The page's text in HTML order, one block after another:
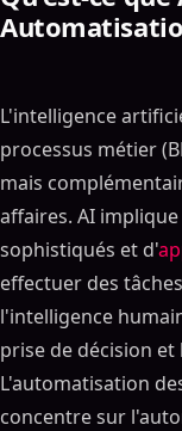
L'intelligence
processus métier
mais
affaires. AI
sophistiqués et d'
effectuer des
l'intelligence
prise de décision
L'automatisation
concentre sur